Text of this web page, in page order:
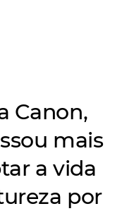
Canon,
mais
a vida
por